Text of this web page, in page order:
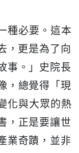
種必要。這本
，更是為了向
事。」史院長
， 總覺得「現
化與大眾的熱
，正是要讓世
業奇蹟，並非